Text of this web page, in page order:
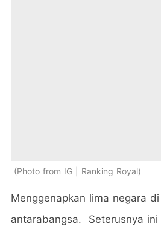
Photo from IG | Ranking Royal
Menggenapkan lima negara
antarabangsa. Seterusnya ini